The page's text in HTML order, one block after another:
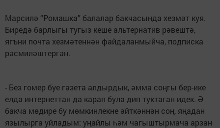
Марсилә “Ромашка” балалар бакчасында хезмәт куя.
Биредә барлыгы тугыз кеше альтернатив рәвештә,
ягъни почта хезмәтеннән файдаланмыйча, подписка
рәсмиләштергән.
- Без гомер буе газета алдырдык, әмма соңгы бер-ике
елда интернеттан да карап була дип туктаган идек. Ә
бакча мөдире бу мөмкинлекне әйткәннән соң, яңадан
язылырга уйладым: уңайлы һәм чагыштырмача арзан